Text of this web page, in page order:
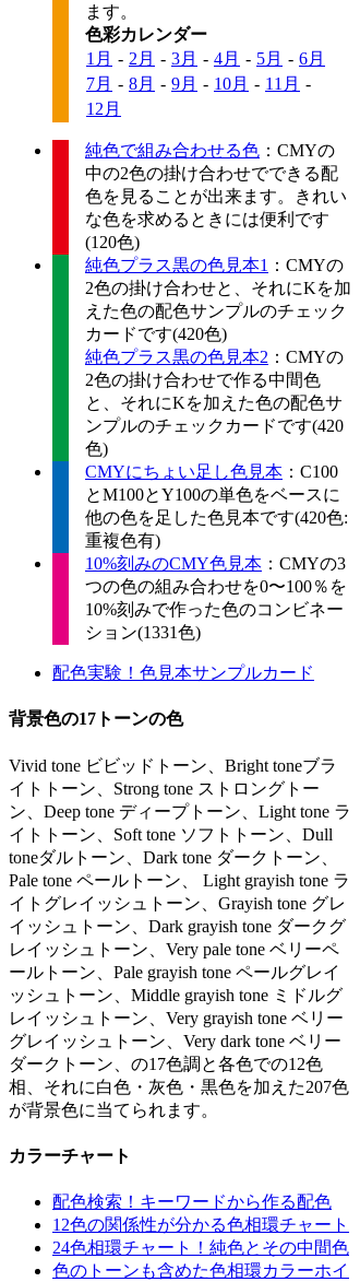
ます。
色彩カレンダー
1月 - 2月 - 3月 - 4月 - 5月 - 6月
7月 - 8月 - 9月 - 10月 - 11月 -
12月
純色で組み合わせる色 ：CMYの
中の2色の掛け合わせでできる配
色を見ることが出来ます。きれい
な色を求めるときには便利です
(120色)
純色プラス黒の色見本1 ：CMYの
2色の掛け合わせと、それにKを加
えた色の配色サンプルのチェック
カードです(420色)
純色プラス黒の色見本2 ：CMYの
2色の掛け合わせで作る中間色
と、それにKを加えた色の配色サ
ンプルのチェックカードです(420
色)
CMYにちょい足し色見本 ：C100
とM100とY100の単色をベースに
他の色を足した色見本です(420色:
重複色有)
10%刻みのCMY色見本 ：CMYの3
つの色の組み合わせを0〜100％を
10%刻みで作った色のコンビネー
ション(1331色)
配色実験！色見本サンプルカード
背景色の17トーンの色
Vivid tone ビビッドトーン、Bright toneブラ
イトトーン、Strong tone ストロングトー
ン、Deep tone ディープトーン、Light tone ラ
イトトーン、Soft tone ソフトトーン、Dull
toneダルトーン、Dark tone ダークトーン、
Pale tone ペールトーン、 Light grayish tone ラ
イトグレイッシュトーン、Grayish tone グレ
イッシュトーン、Dark grayish tone ダークグ
レイッシュトーン、Very pale tone ベリーペ
ールトーン、Pale grayish tone ペールグレイ
ッシュトーン、Middle grayish tone ミドルグ
レイッシュトーン、Very grayish tone ベリー
グレイッシュトーン、Very dark tone ベリー
ダークトーン、の17色調と各色での12色
相、それに白色・灰色・黒色を加えた207色
が背景色に当てられます。
カラーチャート
配色検索！キーワードから作る配色
12色の関係性が分かる色相環チャート
24色相環チャート！純色とその中間色
色のトーンも含めた色相環カラーホイ